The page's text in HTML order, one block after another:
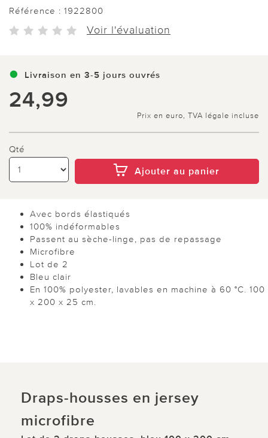
Référence : 1922800
Voir l'évaluation
Livraison en 3-5 jours ouvrés
24,99
Prix en euro, TVA légale incluse
Qté
Ajouter au panier
Avec bords élastiqués
100% indéformables
Passent au sèche-linge, pas de repassage
Microfibre
Lot de 2
Bleu clair
En 100% polyester, lavables en machine à 60 °C. 100
x 200 x 25 cm.
Draps-housses en jersey
microfibre